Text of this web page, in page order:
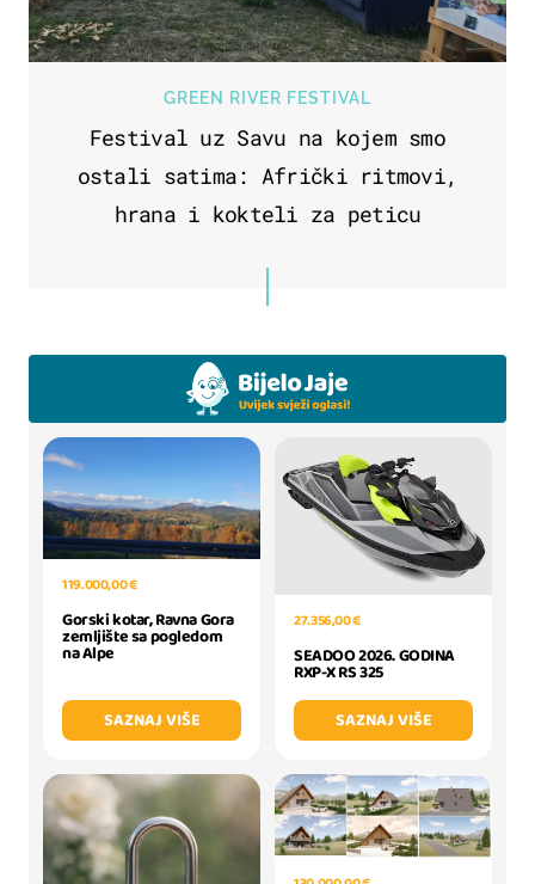
GREEN RIVER FESTIVAL
Festival uz Savu na kojem smo
ostali satima: Afrički ritmovi,
hrana i kokteli za peticu
119.000,00 €
Gorski kotar, Ravna Gora
zemljište sa pogledom
na Alpe
SAZNAJ VIŠE
27.356,00 €
SEADOO 2026. GODINA
RXP-X RS 325
SAZNAJ VIŠE